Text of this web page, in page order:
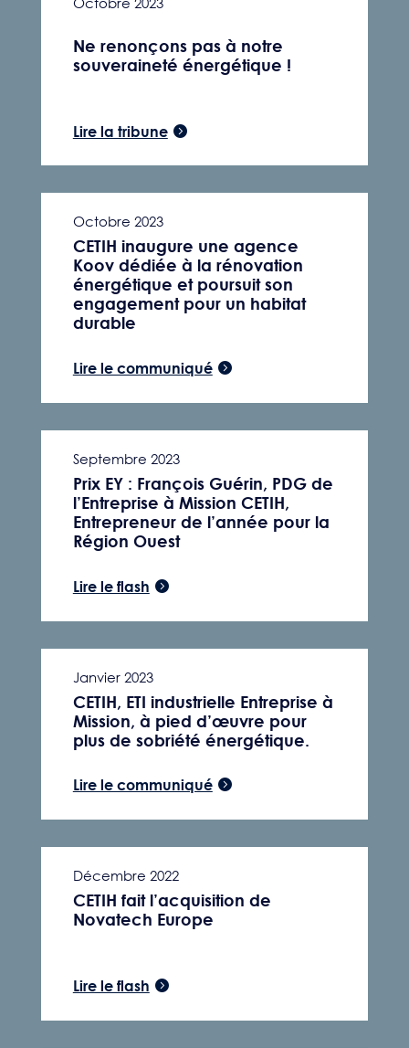
Ne renonçons pas à notre
souveraineté énergétique !
Lire la tribune
Octobre 2023
CETIH inaugure une agence
Koov dédiée à la rénovation
énergétique et poursuit son
engagement pour un habitat
durable
Lire le communiqué
Septembre 2023
Prix EY : François Guérin, PDG de
l’Entreprise à Mission CETIH,
Entrepreneur de l’année pour la
Région Ouest
Lire le flash
Janvier 2023
CETIH, ETI industrielle Entreprise à
Mission, à pied d’œuvre pour
plus de sobriété énergétique.
Lire le communiqué
Décembre 2022
CETIH fait l’acquisition de
Novatech Europe
Lire le flash